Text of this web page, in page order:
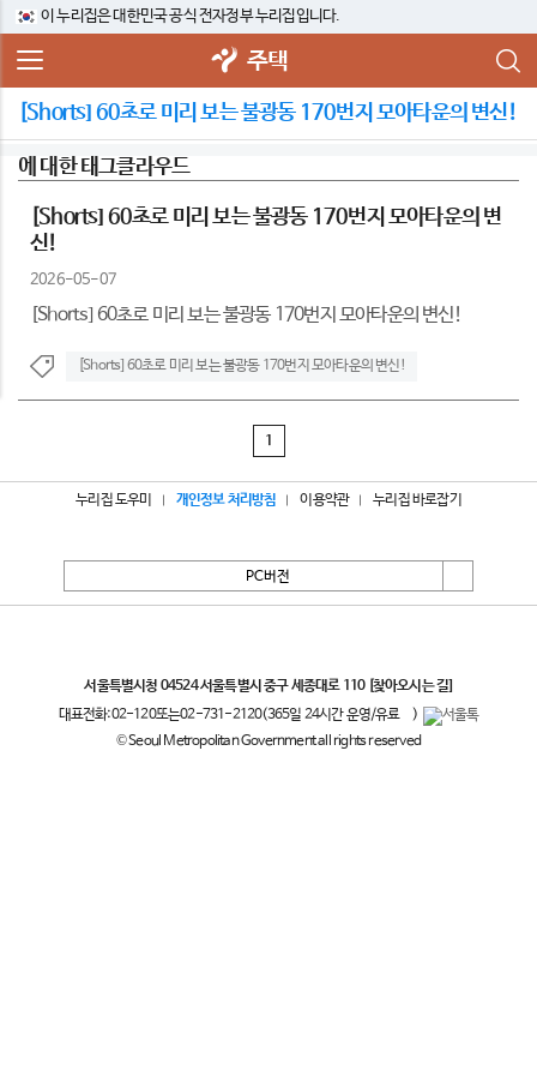
이 누리집은 대한민국 공식 전자정부 누리집입니다.
주택
[Shorts] 60초로 미리 보는 불광동 170번지 모아타운의 변신!
에 대한 태그클라우드
[Shorts] 60초로 미리 보는 불광동 170번지 모아타운의 변
신!
2026-05-07
[Shorts] 60초로 미리 보는 불광동 170번지 모아타운의 변신!
[Shorts] 60초로 미리 보는 불광동 170번지 모아타운의 변신!
1
누리집 도우미 개인정보 처리방침 이용약관 누리집 바로잡기
PC버전
서울특별시청 04524 서울특별시 중구 세종대로 110 [찾아오시는 길]
대표전화:02-120또는02-731-2120(365일 24시간 운영/유료
)
© Seoul Metropolitan Government all rights reserved